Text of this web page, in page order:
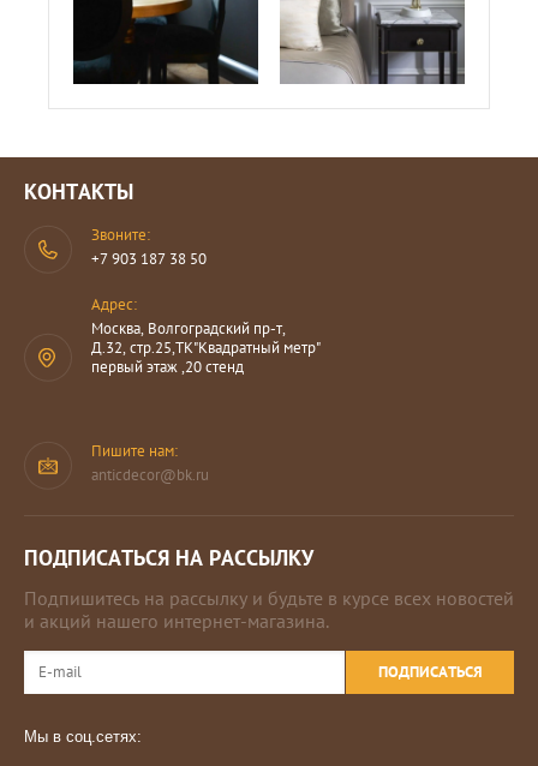
КОНТАКТЫ
Звоните:
+7 903 187 38 50
Адрес:
Москва, Волгоградский пр-т,
Д.32, стр.25,ТК"Квадратный метр"
первый этаж ,20 стенд
Пишите нам:
anticdecor@bk.ru
ПОДПИСАТЬСЯ НА РАССЫЛКУ
Подпишитесь на рассылку и будьте в курсе всех новостей
и акций нашего интернет-магазина.
ПОДПИСАТЬСЯ
Мы в соц.сетях: